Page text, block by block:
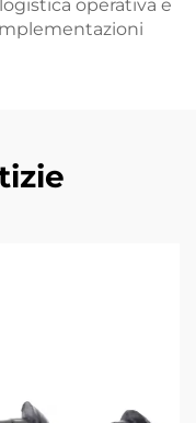
operativa e